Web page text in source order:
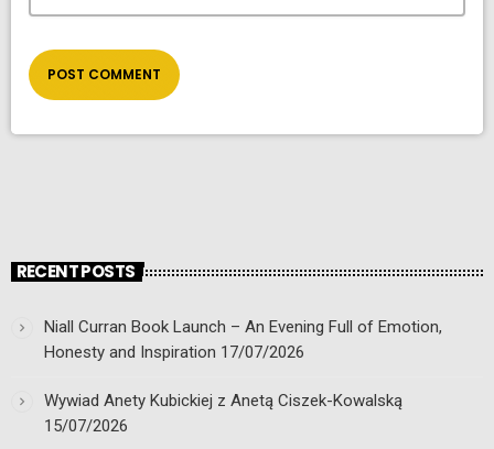
RECENT POSTS
Niall Curran Book Launch – An Evening Full of Emotion,
Honesty and Inspiration 17/07/2026
Wywiad Anety Kubickiej z Anetą Ciszek-Kowalską
15/07/2026